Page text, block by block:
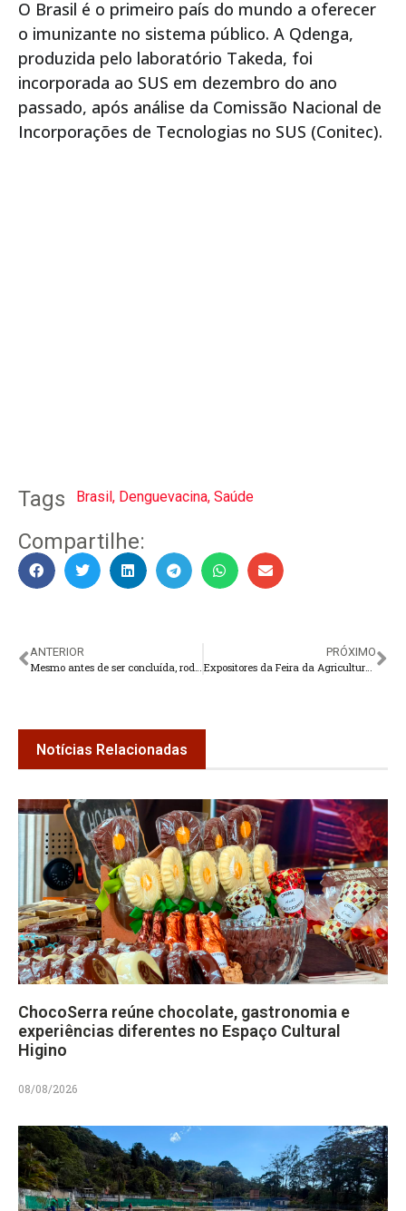
O Brasil é o primeiro país do mundo a oferecer
o imunizante no sistema público. A Qdenga,
produzida pelo laboratório Takeda, foi
incorporada ao SUS em dezembro do ano
passado, após análise da Comissão Nacional de
Incorporações de Tecnologias no SUS (Conitec).
Tags Brasil, Denguevacina, Saúde
Compartilhe:
ANTERIOR
Mesmo antes de ser concluída, rodoviária já está “remendada”
PRÓXIMO
Expositores da Feira da Agricultura Familiar recebem título de autorização
Notícias Relacionadas
ChocoSerra reúne chocolate, gastronomia e
experiências diferentes no Espaço Cultural
Higino
08/08/2026